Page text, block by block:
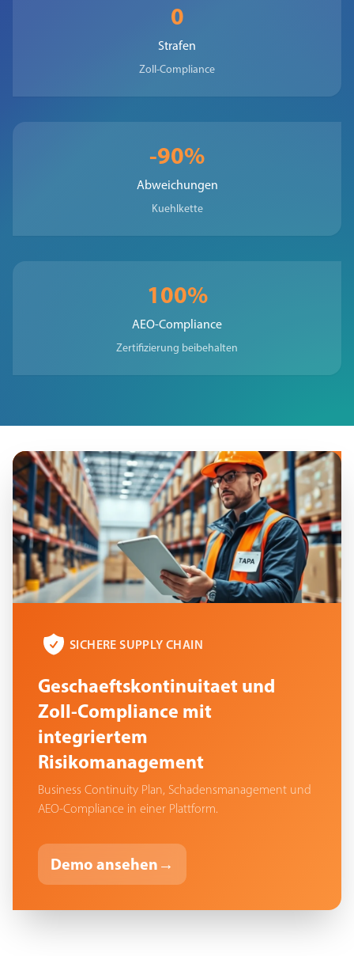
0
Strafen
Zoll-Compliance
-90%
Abweichungen
Kuehlkette
100%
AEO-Compliance
Zertifizierung beibehalten
SICHERE SUPPLY CHAIN
Geschaeftskontinuitaet und
Zoll-Compliance mit
integriertem
Risikomanagement
Business Continuity Plan, Schadensmanagement und
AEO-Compliance in einer Plattform.
Demo ansehen →